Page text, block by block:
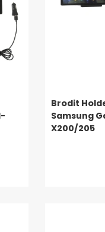
Brodit
Samsung
X200/205